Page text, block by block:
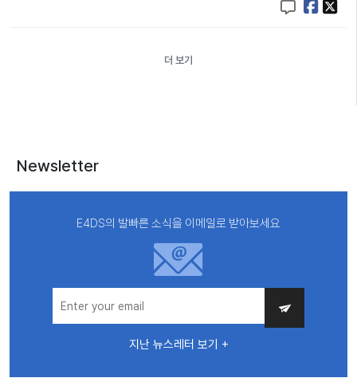
더 보기
Newsletter
E4DS의 발빠른 소식을 이메일로 받아보세요
지난 뉴스레터 보기 +